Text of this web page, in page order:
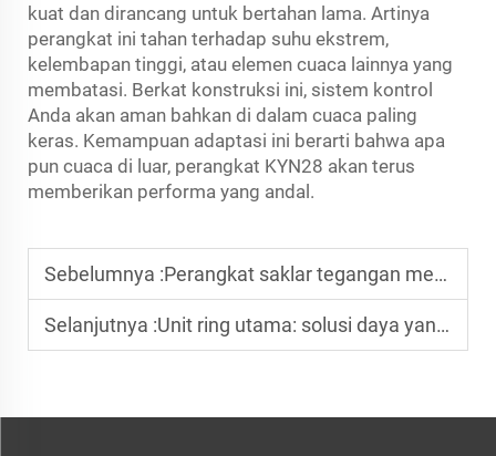
kuat dan dirancang untuk bertahan lama. Artinya
perangkat ini tahan terhadap suhu ekstrem,
kelembapan tinggi, atau elemen cuaca lainnya yang
membatasi. Berkat konstruksi ini, sistem kontrol
Anda akan aman bahkan di dalam cuaca paling
keras. Kemampuan adaptasi ini berarti bahwa apa
pun cuaca di luar, perangkat KYN28 akan terus
memberikan performa yang andal.
Sebelumnya :Perangkat saklar tegangan menengah KYN28 memastikan efisiensi dan keamanan dalam sistem daya
Selanjutnya :Unit ring utama: solusi daya yang aman dan efisien